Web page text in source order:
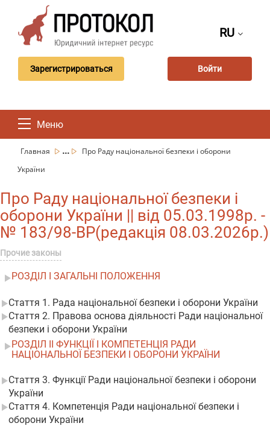
RU
Зарегистрироваться Войти
Меню
Главная ...
Про Раду національної безпеки і оборони
України
Про Раду національної безпеки і
оборони України || від 05.03.1998р. -
№ 183/98-ВР(редакція 08.03.2026р.)
Прочие законы
РОЗДІЛ I ЗАГАЛЬНІ ПОЛОЖЕННЯ
Стаття 1. Рада національної безпеки і оборони України
Стаття 2. Правова основа діяльності Ради національної
безпеки і оборони України
РОЗДІЛ II ФУНКЦІЇ І КОМПЕТЕНЦІЯ РАДИ
НАЦІОНАЛЬНОЇ БЕЗПЕКИ І ОБОРОНИ УКРАЇНИ
Стаття 3. Функції Ради національної безпеки і оборони
України
Стаття 4. Компетенція Ради національної безпеки і
оборони України